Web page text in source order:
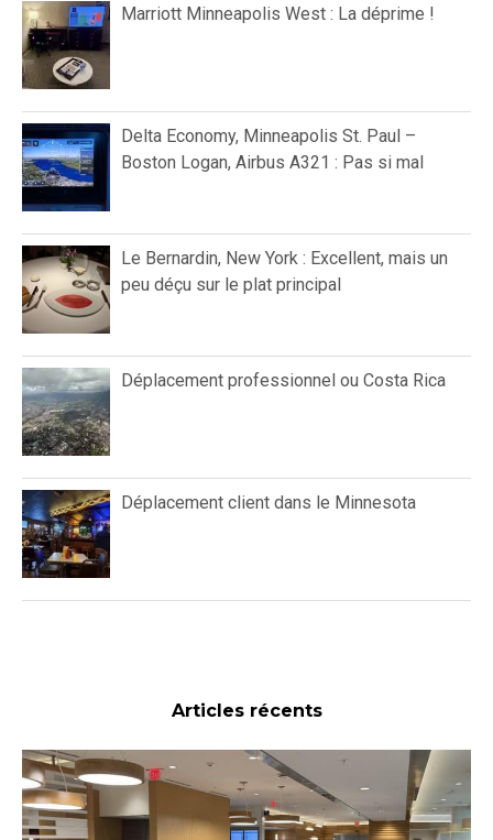
Marriott Minneapolis West : La déprime !
Delta Economy, Minneapolis St. Paul –
Boston Logan, Airbus A321 : Pas si mal
Le Bernardin, New York : Excellent, mais un
peu déçu sur le plat principal
Déplacement professionnel ou Costa Rica
Déplacement client dans le Minnesota
Articles récents